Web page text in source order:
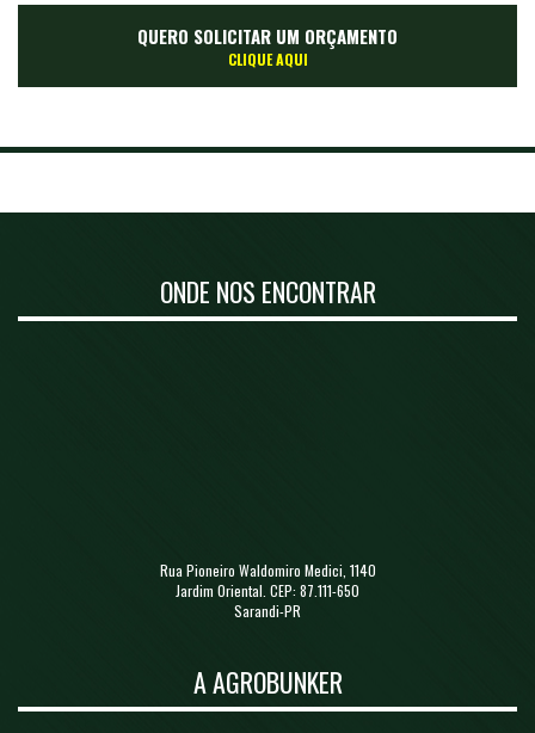
QUERO SOLICITAR UM ORÇAMENTO
CLIQUE AQUI
ONDE NOS ENCONTRAR
Rua Pioneiro Waldomiro Medici, 1140
Jardim Oriental. CEP: 87.111-650
Sarandi-PR
A AGROBUNKER